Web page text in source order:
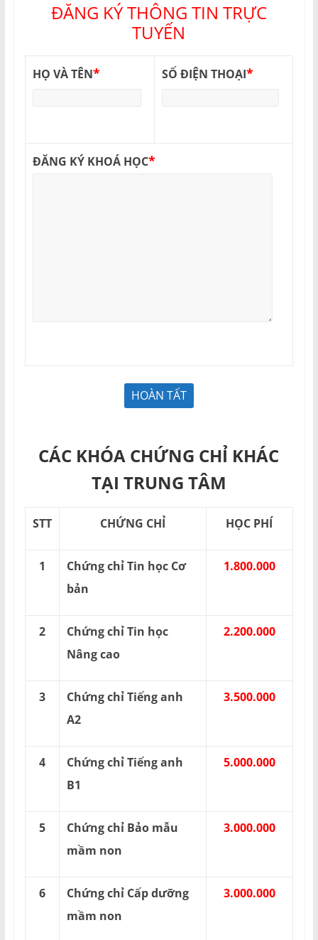
ĐĂNG KÝ THÔNG TIN TRỰC
TUYẾN
HỌ VÀ TÊN* SỐ ĐIỆN THOẠI*
ĐĂNG KÝ KHOÁ HỌC*
CÁC KHÓA CHỨNG CHỈ KHÁC
TẠI TRUNG TÂM
STT CHỨNG CHỈ HỌC PHÍ
1
Chứng chỉ Tin học Cơ
bản
1.800.000
2
Chứng chỉ Tin học
Nâng cao
2.200.000
3
Chứng chỉ Tiếng anh
A2
3.500.000
4
Chứng chỉ Tiếng anh
B1
5.000.000
5
Chứng chỉ Bảo mẫu
mầm non
3.000.000
6
Chứng chỉ Cấp dưỡng
mầm non
3.000.000